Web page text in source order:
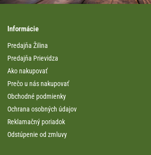
Informácie
Predajňa Žilina
Predajňa Prievidza
Ako nakupovať
Prečo u nás nakupovať
Obchodné podmienky
Ochrana osobných údajov
Reklamačný poriadok
Odstúpenie od zmluvy